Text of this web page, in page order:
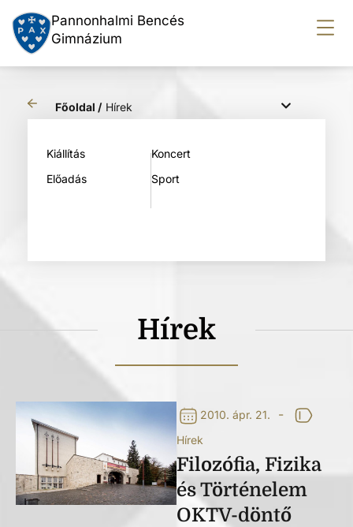
Pannonhalmi Bencés
Gimnázium
Főoldal / Hírek
Kiállítás
Előadás
Koncert
Sport
Hírek
2010. ápr. 21. -
Hírek
Filozófia, Fizika
és Történelem
OKTV-döntő